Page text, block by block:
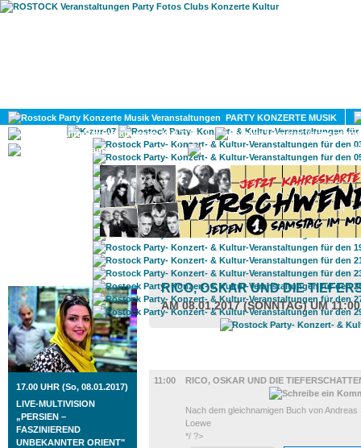
PARTY KONZERTE MUSIK
KULTUR
GAY
ROSTOCK TAGESTIPP
17.00 UHR (So, 08.01.2017)
LIVE-MULTIVISION
„PERSIEN –
FASZINIEREND
UNBEKANNTER ORIENT"
RICO, OSKAR UND DIE
AM 08.01.2017 (SONNTAG) UM
11:00
RICO, OSKAR UND DIE
Nach dem gleichnamigen Buch von
Loewe
*/ ?>